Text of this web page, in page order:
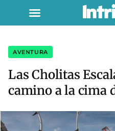
AVENTURA
Las Cholitas
camino a la cima